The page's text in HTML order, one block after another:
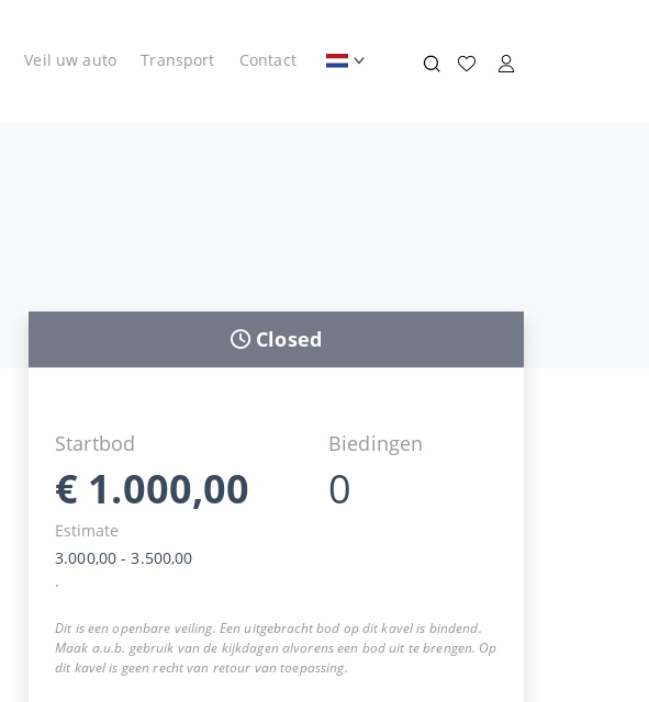
Veil uw auto Transport Contact
Closed
Startbod
€ 1.000,00
Biedingen
0
Estimate
3.000,00 -3.500,00
.
Dit is een openbare veiling. Een uitgebracht bod op dit kavel is bindend.
Maak a.u.b. gebruik van de kijkdagen alvorens een bod uit te brengen. Op
dit kavel is geen recht van retour van toepassing.